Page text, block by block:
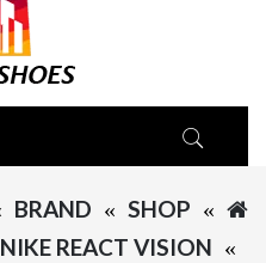
SHOP
BRAND
NIKE REACT VISION קטלוג